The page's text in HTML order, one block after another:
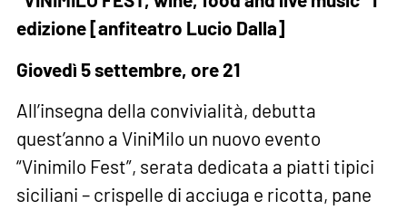
edizione [anfiteatro Lucio Dalla]
Giovedì 5 settembre, ore 21
All’insegna della convivialità, debutta
quest’anno a ViniMilo un nuovo evento
“Vinimilo Fest”, serata dedicata a piatti tipici
siciliani – crispelle di acciuga e ricotta, pane